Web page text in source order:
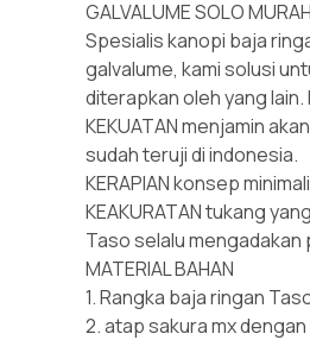
GALVALUME SOLO MURAH
Spesialis kanopi baja
galvalume, kami solusi
diterapkan oleh yang lain.
KEKUATAN menjamin
sudah teruji di indonesia.
KERAPIAN konsep
KEAKURATAN tukang
Taso selalu
MATERIAL BAHAN
1. Rangka baja ringan
2. atap sakura mx